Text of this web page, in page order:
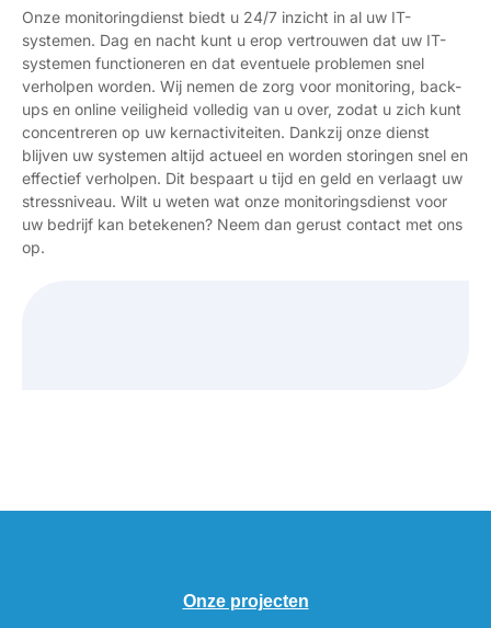
Onze monitoringdienst biedt u 24/7 inzicht in al uw IT-
systemen. Dag en nacht kunt u erop vertrouwen dat uw IT-
systemen functioneren en dat eventuele problemen snel
verholpen worden. Wij nemen de zorg voor monitoring, back-
ups en online veiligheid volledig van u over, zodat u zich kunt
concentreren op uw kernactiviteiten. Dankzij onze dienst
blijven uw systemen altijd actueel en worden storingen snel en
effectief verholpen. Dit bespaart u tijd en geld en verlaagt uw
stressniveau. Wilt u weten wat onze monitoringsdienst voor
uw bedrijf kan betekenen? Neem dan gerust contact met ons
op.
Onze projecten